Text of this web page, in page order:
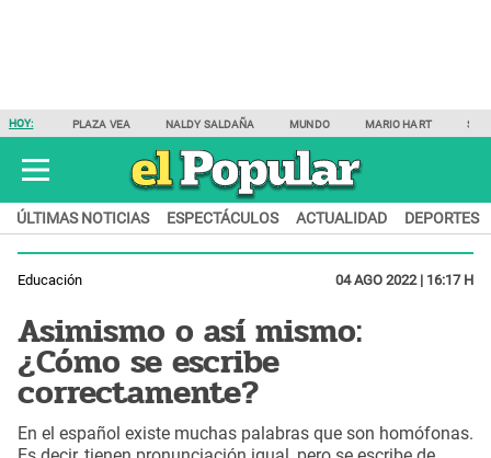
HOY: PLAZA VEA NALDY SALDAÑA MUNDO MARIO HART
ÚLTIMAS NOTICIAS ESPECTÁCULOS ACTUALIDAD DEPORTES
Educación 04 AGO 2022 | 16:17 H
Asimismo o así mismo:
¿Cómo se escribe
correctamente?
En el español existe muchas palabras que son homófonas.